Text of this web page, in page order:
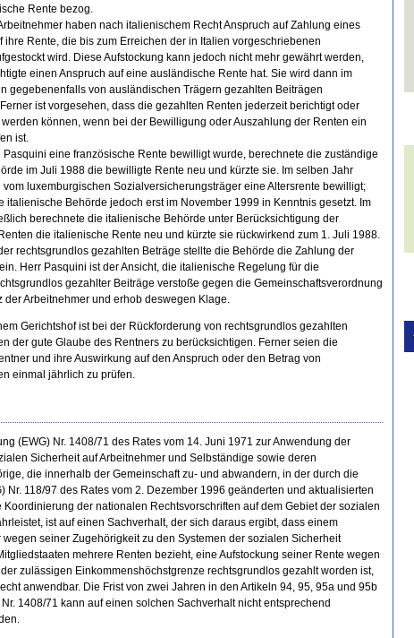
Rente bezog.
haben nach italienischem Recht Anspruch auf Zahlung eines
ihre Rente, die bis zum Erreichen der in Italien vorgeschriebenen
wird. Diese Aufstockung kann jedoch nicht mehr gewährt werden,
einen Anspruch auf eine ausländische Rente hat. Sie wird dann im
gegebenenfalls von ausländischen Trägern gezahlten Beiträgen
ist vorgesehen, dass die gezahlten Renten jederzeit berichtigt oder
können, wenn bei der Bewilligung oder Auszahlung der Renten ein
ist.
Pasquini eine französische Rente bewilligt wurde, berechnete die zuständige
im Juli 1988 die bewilligte Rente neu und kürzte sie. Im selben Jahr
vom luxemburgischen Sozialversicherungsträger eine Altersrente bewilligt;
italienische Behörde jedoch erst im November 1999 in Kenntnis gesetzt. Im
berechnete die italienische Behörde unter Berücksichtigung der
die italienische Rente neu und kürzte sie rückwirkend zum 1. Juli 1988.
rechtsgrundlos gezahlten Beträge stellte die Behörde die Zahlung der
Herr Pasquini ist der Ansicht, die italienische Regelung für die
gezahlter Beiträge verstoße gegen die Gemeinschaftsverordnung
der Arbeitnehmer und erhob deswegen Klage.
Gerichtshof ist bei der Rückforderung von rechtsgrundlos gezahlten
der gute Glaube des Rentners zu berücksichtigen. Ferner seien die
und ihre Auswirkung auf den Anspruch oder den Betrag von
einmal jährlich zu prüfen.
(EWG) Nr. 1408/71 des Rates vom 14. Juni 1971 zur Anwendung der
Sicherheit auf Arbeitnehmer und Selbständige sowie deren
die innerhalb der Gemeinschaft zu- und abwandern, in der durch die
Nr. 118/97 des Rates vom 2. Dezember 1996 geänderten und aktualisierten
Koordinierung der nationalen Rechtsvorschriften auf dem Gebiet der sozialen
ist auf einen Sachverhalt, der sich daraus ergibt, dass einem
wegen seiner Zugehörigkeit zu den Systemen der sozialen Sicherheit
mehrere Renten bezieht, eine Aufstockung seiner Rente wegen
zulässigen Einkommenshöchstgrenze rechtsgrundlos gezahlt worden ist,
anwendbar. Die Frist von zwei Jahren in den Artikeln 94, 95, 95a und 95b
1408/71 kann auf einen solchen Sachverhalt nicht entsprechend